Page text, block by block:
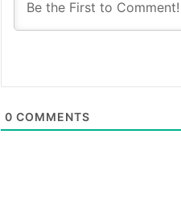
0 COMMENTS